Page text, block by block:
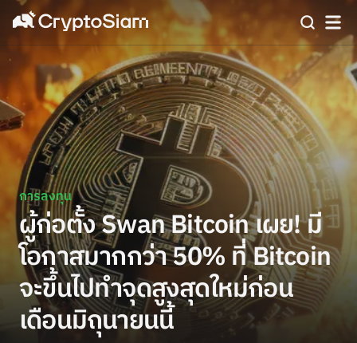
การลงทุน
ผู้ก่อตั้ง Swan Bitcoin เผย! มี
โอกาสมากกว่า 50% ที่ Bitcoin
จะขึ้นไปทำจุดสูงสุดใหม่ก่อน
เดือนมิถุนายนนี้